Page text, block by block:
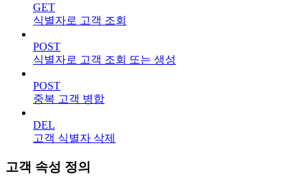
GET
식별자로 고객 조회
POST
식별자로 고객 조회 또는 생성
POST
중복 고객 병합
DEL
고객 식별자 삭제
고객 속성 정의